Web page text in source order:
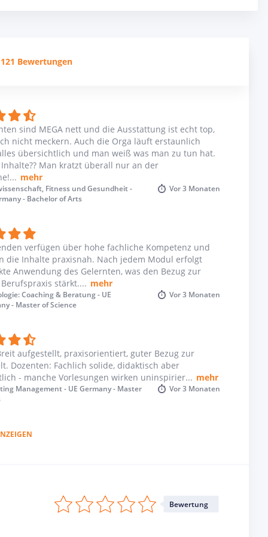
in England, Kanada, Israel and Europa
projektbasiert und soll dadurch das
Workshops, Beratungen und ein
unterstützt. An der UE werden 68
und 93 % finden innerhalb von 12 Monaten
Designsoftware, Fotostudios, VR-Ausrüstung,
SR-Kameras und vielem mehr
ist mehrfach ausgezeichnet – unter
oder zuletzt vom Deutschen Bildungs-Award
Auslandssemester oder Praktikum. Auch
der University of Europe for Applied Sciences
of Europe for Applied Sciences in 25
mehrere Bands oder ein studentischer
121 Bewertungen
sind MEGA nett und die Ausstattung ist echt top,
nicht meckern. Auch die Orga läuft erstaunlich
übersichtlich und man weiß was man zu tun hat.
Inhalte?? Man kratzt überall nur an der
... mehr
Fitness und Gesundheit -
- Bachelor of Arts
Vor3 Monaten
verfügen über hohe fachliche Kompetenz und
die Inhalte praxisnah. Nach jedem Modul erfolgt
Anwendung des Gelernten, was den Bezug zur
stärkt.... mehr
Coaching & Beratung - UE
- Master of Science
Vor3 Monaten
aufgestellt, praxisorientiert, guter Bezug zur
Dozenten: Fachlich solide, didaktisch aber
- manche Vorlesungen wirken uninspirier... mehr
Management - UE Germany - Master
Vor3 Monaten
Bewertung